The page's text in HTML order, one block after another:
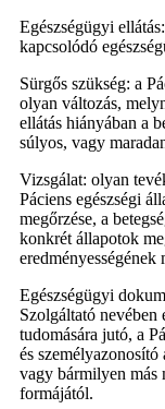
Egészségügyi
kapcsolódó
Sürgős szükség: a
olyan változás,
ellátás hiányában a
súlyos, vagy
Vizsgálat: olyan
Páciens egészségi
megőrzése, a
konkrét állapotok
eredményességének
Egészségügyi
Szolgáltató nevében
tudomására jutó, a
és
vagy bármilyen más
formájától.